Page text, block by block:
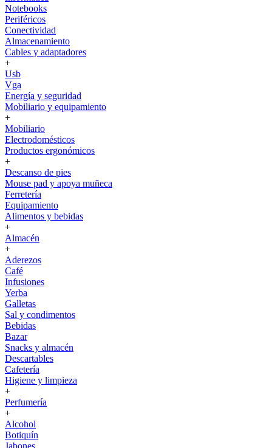
Notebooks
Periféricos
Conectividad
Almacenamiento
Cables y adaptadores
+
Usb
Vga
Energía y seguridad
Mobiliario y equipamiento
+
Mobiliario
Electrodomésticos
Productos ergonómicos
+
Descanso de pies
Mouse pad y apoya muñeca
Ferretería
Equipamiento
Alimentos y bebidas
+
Almacén
+
Aderezos
Café
Infusiones
Yerba
Galletas
Sal y condimentos
Bebidas
Bazar
Snacks y almacén
Descartables
Cafetería
Higiene y limpieza
+
Perfumería
+
Alcohol
Botiquín
Jabones